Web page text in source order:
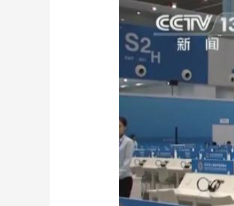
小央视频 小央直播
前线 比划 快看
直播 竞猜 2026年
教育 乡村振兴 生
大国展会 大国保险